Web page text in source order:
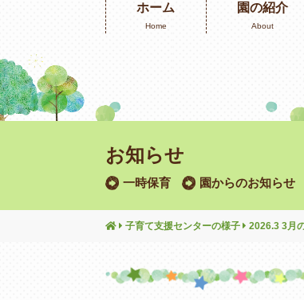
ホーム
Home
園の紹介
About
お知らせ
一時保育 園からのお知らせ
子育て支援センターの様子 2026.3 3月